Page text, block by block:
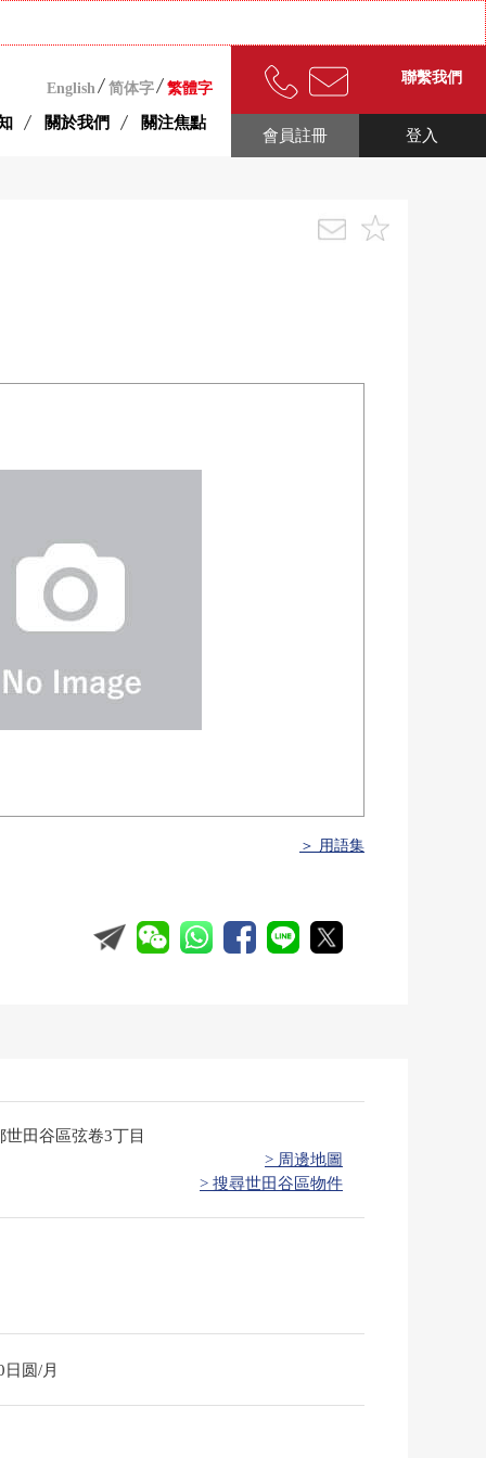
English 简体字 繁體字
關於我們 關注焦點
聯繫我們
登入
會員註冊
＞ 用語集
世田谷區弦卷3丁目
> 周邊地圖
> 搜尋世田谷區物件
日圆/月